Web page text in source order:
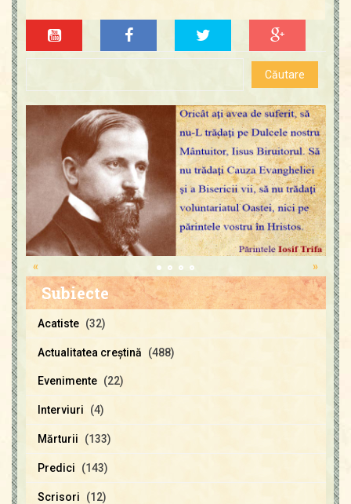
»
«
Subiecte
Acatiste (32)
Actualitatea creştină (488)
Evenimente (22)
Interviuri (4)
Mărturii (133)
Predici (143)
Scrisori (12)